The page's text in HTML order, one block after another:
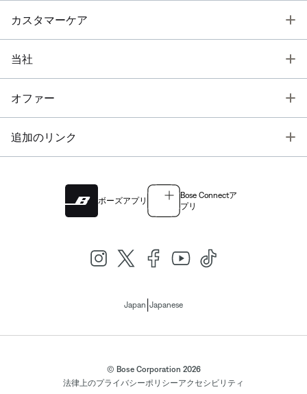
カスタマーケア
当社
オファー
追加のリンク
ボーズアプリ
Bose Connectア
プリ
Japan Japanese
© Bose Corporation 2026
法律上のプライバシーポリシーアクセシビリティ